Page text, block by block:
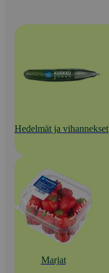
Hedelmät ja vihannekset
Marjat